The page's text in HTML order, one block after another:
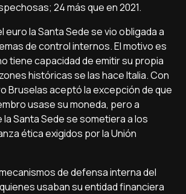
24 más que en 2021.
euro la Santa Sede se vio obligada a
de control internos. El motivo es
tiene capacidad de emitir su propia
históricas se las hace Italia. Con
Bruselas aceptó la excepción de que
usase su moneda, pero a
la Santa Sede se sometiera a los
ética exigidos por la Unión
de defensa interna del
usaban su entidad financiera